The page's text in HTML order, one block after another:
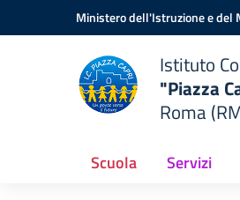
Vai ai contenuti
Vai al menu di navigazioneMinistero dell'Istruzione e del
Istituto
"Piazza
Roma
Scuola Servizi